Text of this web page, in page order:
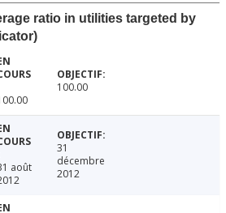
ratio in utilities targeted by
100.00
août
31
décembre
2012